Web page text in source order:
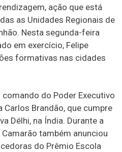
ação que está
as Unidades Regionais de
Nesta segunda-feira
em exercício, Felipe
formativas nas cidades
do Poder Executivo
Brandão, que cumpre
Délhi, na Índia. Durante a
também anunciou
do Prêmio Escola